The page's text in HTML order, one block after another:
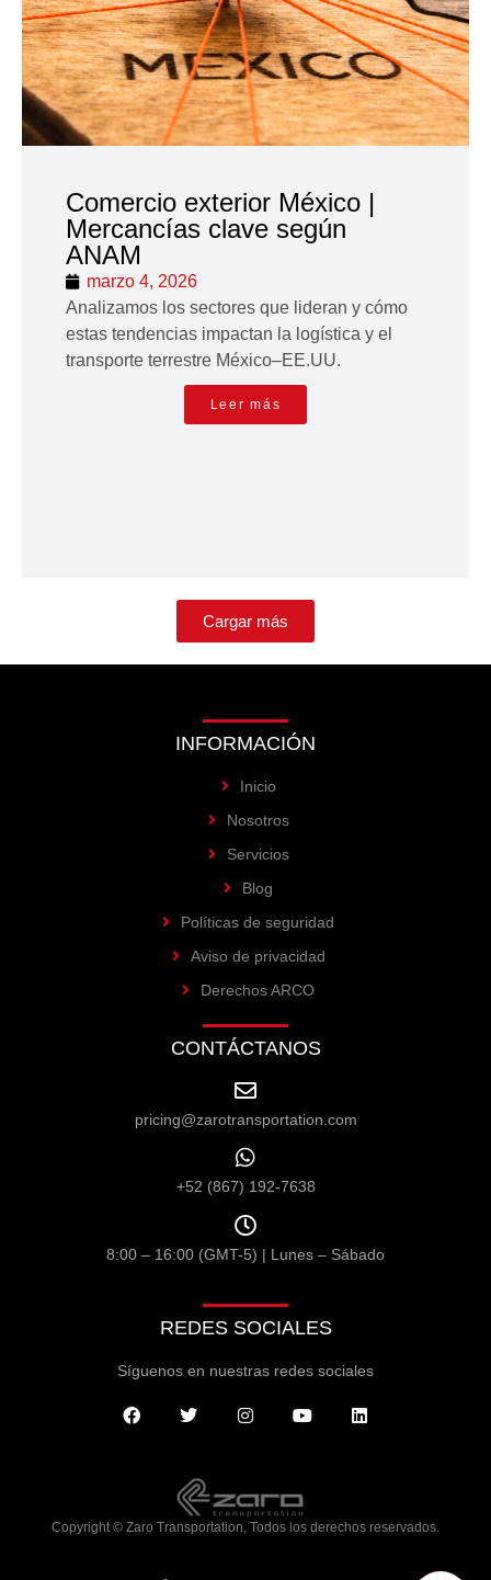
Comercio exterior México |
Mercancías clave según
ANAM
marzo 4, 2026
Analizamos los sectores que lideran y cómo
estas tendencias impactan la logística y el
transporte terrestre México–EE.UU.
Leer más
Cargar más
INFORMACIÓN
Inicio
Nosotros
Servicios
Blog
Políticas de seguridad
Aviso de privacidad
Derechos ARCO
CONTÁCTANOS
pricing@zarotransportation.com
+52 (867) 192-7638
8:00 – 16:00 (GMT-5) | Lunes – Sábado
REDES SOCIALES
Síguenos en nuestras redes sociales
Copyright © Zaro Transportation, Todos los derechos reservados.